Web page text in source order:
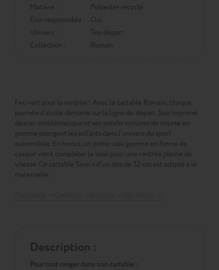
Matière :
Polyester recyclé
Éco-responsable :
Oui
Univers :
Top départ
Collection :
Romain
Feu vert pour la rentrée ! Avec le cartable Romain, chaque
journée d’école démarre sur la ligne de départ. Son imprimé
damier emblématique et ses patchs voitures de course en
gomme plongent les enfants dans l’univers du sport
automobile. En bonus, un porte-clés gomme en forme de
casque vient compléter le look pour une rentrée pleine de
vitesse. Ce cartable Tann's d'un dos de 32 cm est adapté à la
maternelle.
Description :
Pour tout ranger dans son cartable :